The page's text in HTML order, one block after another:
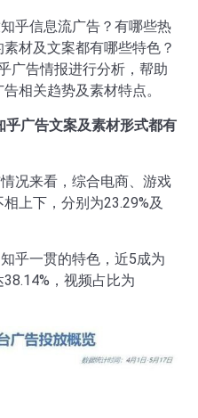
乎信息流广告？有哪些热
材及文案都有哪些特色？
广告情报进行分析，帮助
相关趋势及素材特点。
广告文案及素材形式都有
况来看，综合电商、游戏
上下，分别为23.29%及
乎一贯的特色，近5成为
，视频占比为